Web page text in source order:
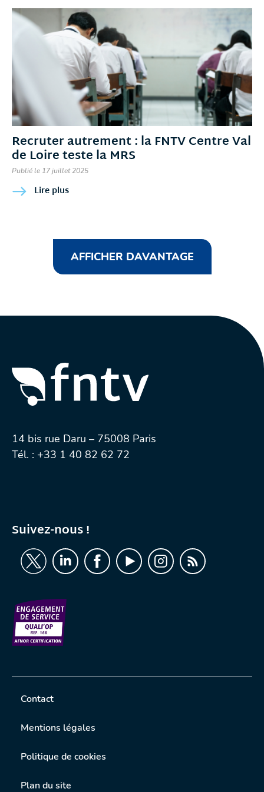
Recruter autrement : la FNTV Centre Val
de Loire teste la MRS
Publié le 17 juillet 2025
Lire plus
AFFICHER DAVANTAGE
14 bis rue Daru – 75008 Paris
Tél. : +33 1 40 82 62 72
Suivez-nous !
Contact
Mentions légales
Politique de cookies
Plan du site